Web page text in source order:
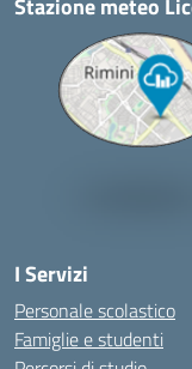
Stazione meteo
I Servizi
Personale scolastico
Famiglie e studenti